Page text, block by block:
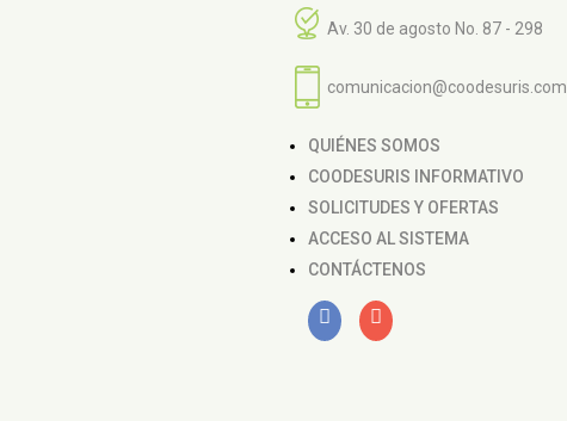
Av. 30 de agosto No. 87 - 298
comunicacion@coodesuris.com
QUIÉNES SOMOS
COODESURIS INFORMATIVO
SOLICITUDES Y OFERTAS
ACCESO AL SISTEMA
CONTÁCTENOS